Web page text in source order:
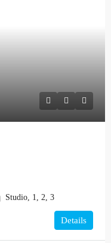
Studio, 1, 2, 3
Details